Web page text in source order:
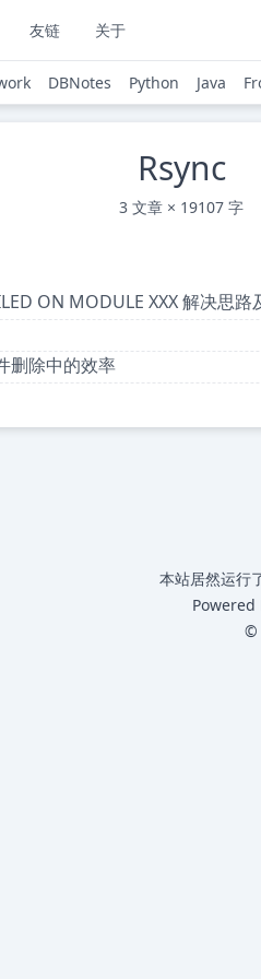
友链 关于
DBNotes Python Java
Rsync
3 文章 × 19107 字
ON MODULE XXX 解决思
删除中的效率
本站居然运行
Powered
©